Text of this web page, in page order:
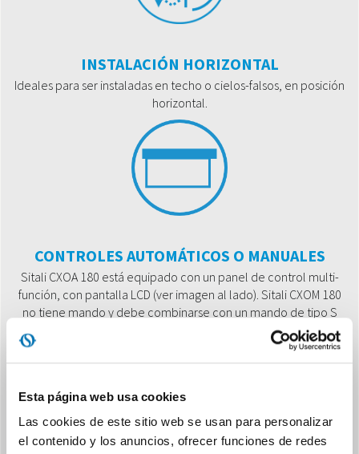
Esta página web usa cookies
Las cookies de este sitio web se usan para personalizar
el contenido y los anuncios, ofrecer funciones de redes
INSTALACIÓN HORIZONTAL
Ideales para ser instaladas en techo o cielos-falsos, en posición
horizontal.
CONTROLES AUTOMÁTICOS O MANUALES
Sitali CXOA 180 está equipado con un panel de control multi-
función, con pantalla LCD (ver imagen al lado). Sitali CXOM 180
no tiene mando y debe combinarse con un mando de tipo S
(simplificado, uno de los códigos B1061, B1062, B1063).